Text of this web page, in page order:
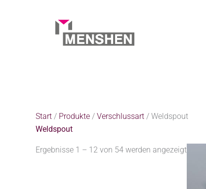
Start / Produkte / Verschlussart / Weldspout
Weldspout
Ergebnisse 1 – 12 von 54 werden angezeigt